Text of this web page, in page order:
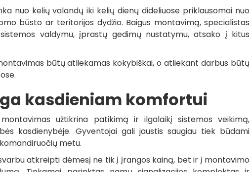
nuo kelių valandų iki kelių dienų dideliuose priklausomai nuo
būsto ar teritorijos dydžio. Baigus montavimą, specialistas
valdymu, įprastų gedimų nustatymu, atsako į kitus
būtų atliekamas kokybiškai, o atliekant darbus būtų
kasdieniam komfortui
užtikrina patikimą ir ilgalaikį sistemos veikimą,
kasdienybėje. Gyventojai gali jaustis saugiau tiek būdami
metu.
atkreipti dėmesį ne tik į įrangos kainą, bet ir į montavimo